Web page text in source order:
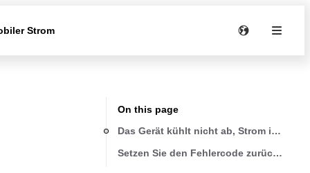
Strom
On this page
Das Gerät kühlt nicht ab, Strom ist
Setzen Sie den Fehlercode zurück,